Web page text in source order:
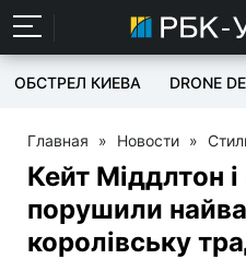
ОБСТРЕЛ КИЕВА DRONE
Главная » Новости »
Кейт Міддлтон
порушили
королівську